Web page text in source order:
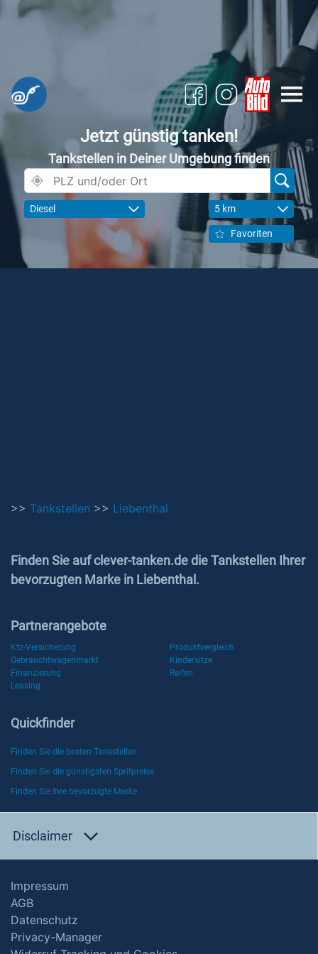
Jetzt günstig tanken!
Tankstellen in Deiner Umgebung finden
Diesel 5 km
Favoriten
>> Tankstellen >> Liebenthal
Finden Sie auf clever-tanken.de die Tankstellen Ihrer
bevorzugten Marke in Liebenthal.
Partnerangebote
Kfz-Versicherung
Produktvergleich
Gebrauchtwagenmarkt
Kindersitze
Finanzierung
Reifen
Leasing
Quickfinder
Finden Sie die besten Tankstellen
Finden Sie die günstigsten Spritpreise
Finden Sie Ihre bevorzugte Marke
Disclaimer
Impressum
AGB
Datenschutz
Privacy-Manager